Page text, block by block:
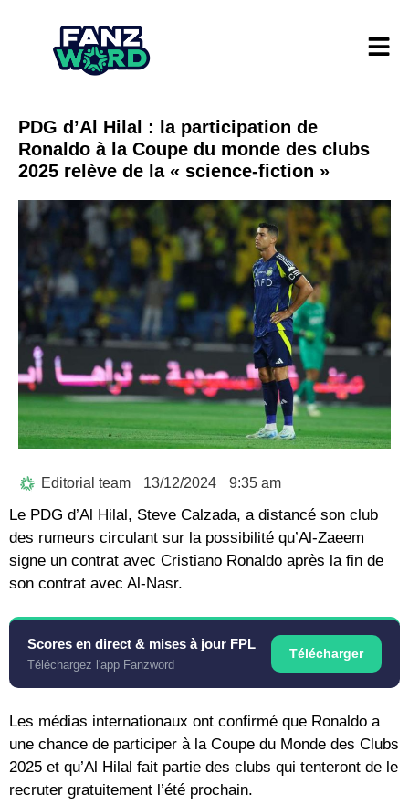
PDG d’Al Hilal : la participation de
Ronaldo à la Coupe du monde des clubs
2025 relève de la « science-fiction »
Editorial team 13/12/2024 9:35 am
Le PDG d’Al Hilal, Steve Calzada, a distancé son club
des rumeurs circulant sur la possibilité qu’Al-Zaeem
signe un contrat avec Cristiano Ronaldo après la fin de
son contrat avec Al-Nasr.
Scores en direct & mises à jour FPL
Téléchargez l'app Fanzword
Télécharger
Les médias internationaux ont confirmé que Ronaldo a
une chance de participer à la Coupe du Monde des Clubs
2025 et qu’Al Hilal fait partie des clubs qui tenteront de le
recruter gratuitement l’été prochain.